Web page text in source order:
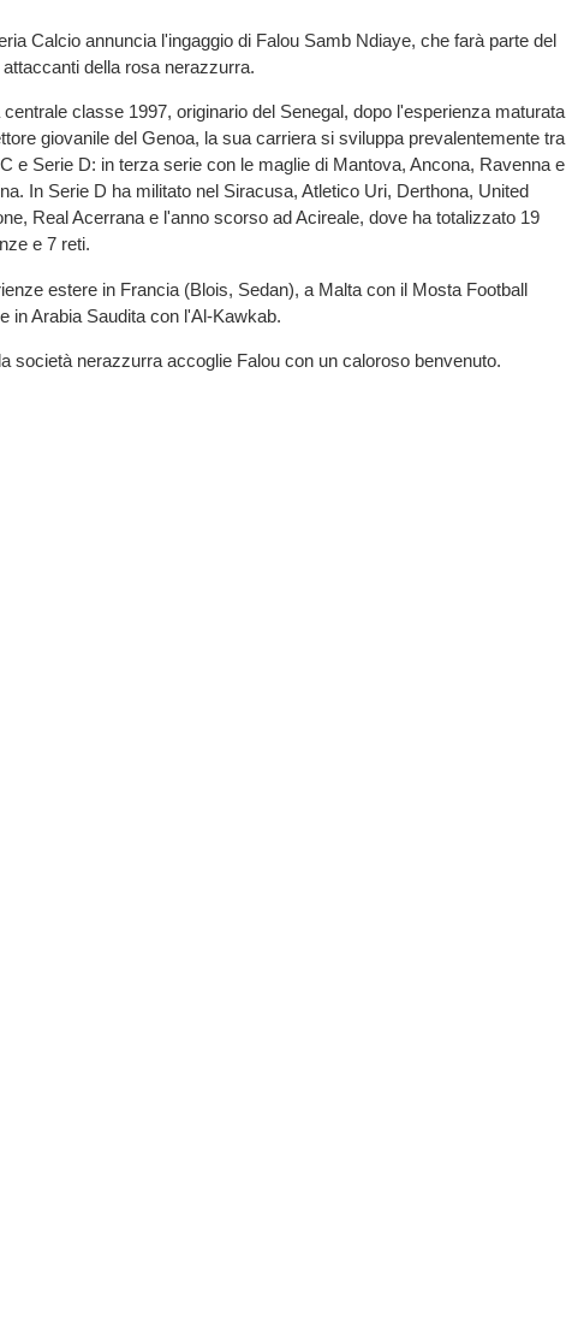
Calcio annuncia l'ingaggio di Falou Samb Ndiaye, che farà parte del
attaccanti della rosa nerazzurra.
centrale classe 1997, originario del Senegal, dopo l'esperienza maturata
giovanile del Genoa, la sua carriera si sviluppa prevalentemente tra
e Serie D: in terza serie con le maglie di Mantova, Ancona, Ravenna e
In Serie D ha militato nel Siracusa, Atletico Uri, Derthona, United
Real Acerrana e l'anno scorso ad Acireale, dove ha totalizzato 19
e 7 reti.
estere in Francia (Blois, Sedan), a Malta con il Mosta Football
in Arabia Saudita con l'Al-Kawkab.
società nerazzurra accoglie Falou con un caloroso benvenuto.